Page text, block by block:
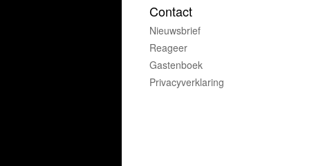
Contact
Nieuwsbrief
Reageer
Gastenboek
Privacyverklaring